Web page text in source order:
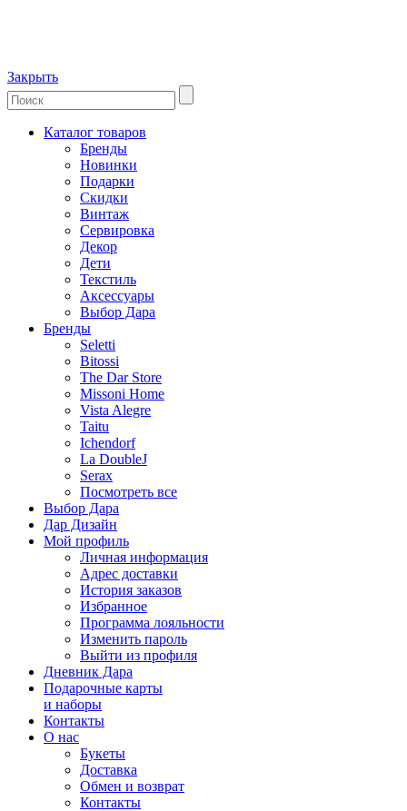
Закрыть
Каталог товаров
Бренды
Новинки
Подарки
Скидки
Винтаж
Сервировка
Декор
Дети
Текстиль
Аксессуары
Выбор Дара
Бренды
Seletti
Bitossi
The Dar Store
Missoni Home
Vista Alegre
Taitu
Ichendorf
La DoubleJ
Serax
Посмотреть все
Выбор Дара
Дар Дизайн
Мой профиль
Личная информация
Адрес доставки
История заказов
Избранное
Программа лояльности
Изменить пароль
Выйти из профиля
Дневник Дара
Подарочные карты
и наборы
Контакты
О нас
Букеты
Доставка
Обмен и возврат
Контакты